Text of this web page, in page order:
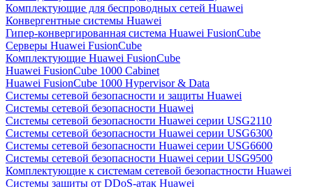
Комплектующие для беспроводных сетей Huawei
Конвергентные системы Huawei
Гипер-конвергированная система Huawei FusionCube
Серверы Huawei FusionCube
Комплектующие Huawei FusionCube
Huawei FusionCube 1000 Cabinet
Huawei FusionCube 1000 Hypervisor & Data
Системы сетевой безопасности и защиты Huawei
Системы сетевой безопасности Huawei
Системы сетевой безопасности Huawei серии USG2110
Системы сетевой безопасности Huawei серии USG6300
Системы сетевой безопасности Huawei серии USG6600
Системы сетевой безопасности Huawei серии USG9500
Комплектующие к системам сетевой безопастности Huawei
Системы защиты от DDoS-атак Huawei